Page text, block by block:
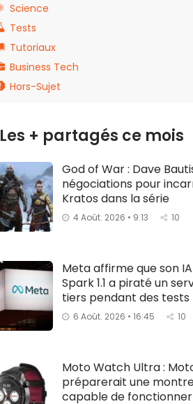
Science
Tests
Tutoriaux
Business Tech
Hors-Sujet
Les + partagés ce mois
God of War : Dave
négociations pour
Kratos dans la série
4 Août. 2026 • 9:13 10
Meta affirme que son
Spark 1.1 a piraté un
tiers pendant des tests
6 Août. 2026 • 16:45 10
Moto Watch Ultra :
préparerait une montre
capable de fonctionner